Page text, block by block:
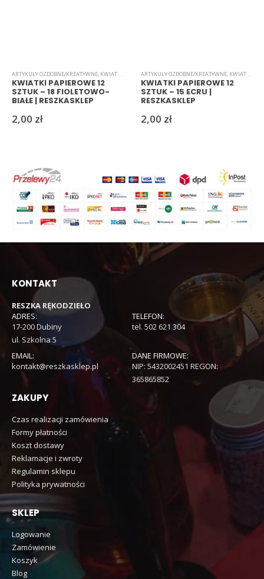
ARTYKUŁY OZDOBNE/KREATYWNE, KWIATKI PAPIEROWE
KWIATKI PAPIEROWE 12
SZTUK – 18 FIOLETOWO-
BIAŁE | RESZKASKLEP
2,00 zł
ARTYKUŁY OZDOBNE/KREATYWNE, KWIATKI
KWIATKI PAPIEROWE 12
SZTUK – 15 ECRU |
RESZKASKLEP
2,00 zł
KONTAKT
RESZKA RĘKODZIEŁO
ADRES:
17-200 Dubiny
ul. Szkolna 5
TELEFON:
tel. 502 621 304
EMAIL:
kontakt@reszkasklep.pl
DANE FIRMOWE:
NIP: 5432002451 REGON:
365865852
ZAKUPY
Czas realizacji zamówienia
Formy płatności
Koszt dostawy
Reklamacje i zwroty
Regulamin sklepu
Polityka prywatności
SKLEP
Logowanie
Zamówienie
Koszyk
Blog